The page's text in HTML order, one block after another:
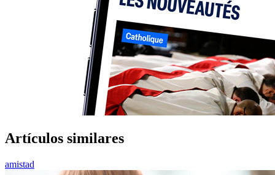
Artículos similares
amistad